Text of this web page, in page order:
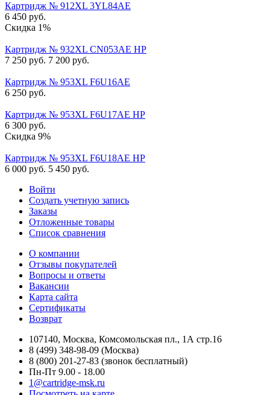
Картридж № 912XL 3YL84AE
6 450 руб.
Скидка 1%
Картридж № 932XL CN053AE HP
7 250 руб. 7 200 руб.
Картридж № 953XL F6U16AE
6 250 руб.
Картридж № 953XL F6U17AE HP
6 300 руб.
Скидка 9%
Картридж № 953XL F6U18AE HP
6 000 руб. 5 450 руб.
Войти
Создать учетную запись
Заказы
Отложенные товары
Список сравнения
О компании
Отзывы покупателей
Вопросы и ответы
Вакансии
Карта сайта
Сертификаты
Возврат
107140, Москва, Комсомольская пл., 1А стр.16
8 (499) 348-98-09 (Москва)
8 (800) 201-27-83 (звонок бесплатный)
Пн-Пт 9.00 - 18.00
1@cartridge-msk.ru